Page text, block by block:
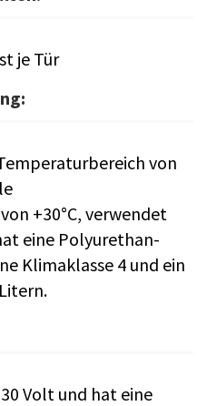
je Tür
von
+30°C, verwendet
eine Polyurethan-
Klimaklasse 4 und ein
Volt und hat eine